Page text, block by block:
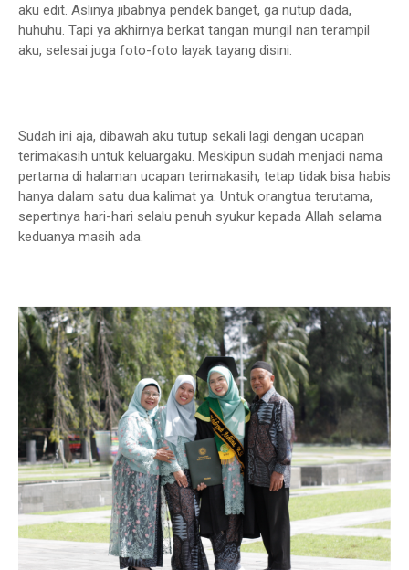
aku edit. Aslinya jibabnya pendek banget, ga nutup dada,
huhuhu. Tapi ya akhirnya berkat tangan mungil nan terampil
aku, selesai juga foto-foto layak tayang disini.
Sudah ini aja, dibawah aku tutup sekali lagi dengan ucapan
terimakasih untuk keluargaku. Meskipun sudah menjadi nama
pertama di halaman ucapan terimakasih, tetap tidak bisa habis
hanya dalam satu dua kalimat ya. Untuk orangtua terutama,
sepertinya hari-hari selalu penuh syukur kepada Allah selama
keduanya masih ada.